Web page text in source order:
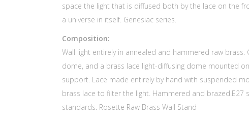
space the light that is diffused both by the lace on the
a universe in itself. Genesiac series.
Composition:
Wall light entirely in annealed and hammered raw
dome, and a brass lace light-diffusing dome mounted
support. Lace made entirely by hand with suspended
brass lace to filter the light. Hammered and brazed.E27
standards. Rosette Raw Brass Wall Stand